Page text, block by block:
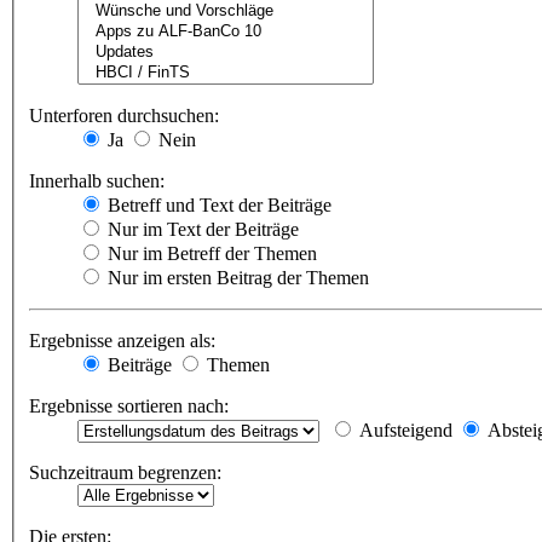
Unterforen durchsuchen:
Ja
Nein
Innerhalb suchen:
Betreff und Text der Beiträge
Nur im Text der Beiträge
Nur im Betreff der Themen
Nur im ersten Beitrag der Themen
Ergebnisse anzeigen als:
Beiträge
Themen
Ergebnisse sortieren nach:
Aufsteigend
Suchzeitraum begrenzen:
Die ersten: